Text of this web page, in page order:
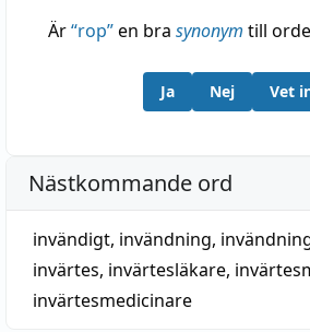
Är“rop”en bra synonym till
Ja Nej Vet
Nästkommande ord
invändigt, invändning,
invärtes, invärtesläkare,
invärtesmedicinare